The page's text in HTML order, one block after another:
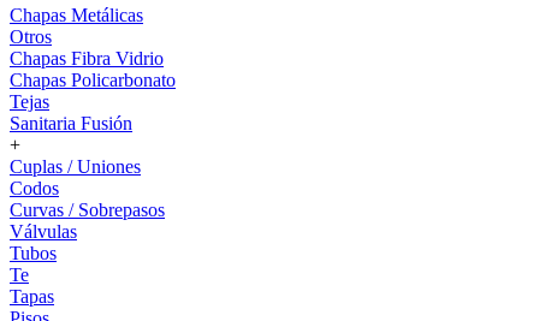
Chapas Metálicas
Otros
Chapas Fibra Vidrio
Chapas Policarbonato
Tejas
Sanitaria Fusión
+
Cuplas / Uniones
Codos
Curvas / Sobrepasos
Válvulas
Tubos
Te
Tapas